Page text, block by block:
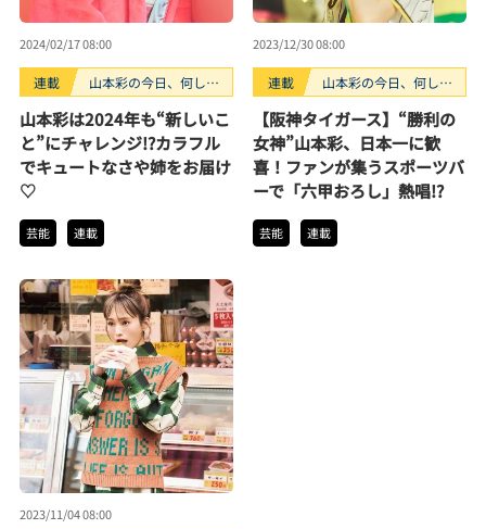
2024/02/17 08:00
連載
山本彩の今日、何して
山本彩は2024年も“新しいこ
と”にチャレンジ!?カラフル
でキュートなさや姉をお届け
♡
芸能 連載
2023/12/30 08:00
連載
山本彩の今日、何して
【阪神タイガース】“勝利の
女神”山本彩、日本一に歓
喜！ファンが集うスポーツバ
ーで「六甲おろし」熱唱!?
芸能 連載
2023/11/04 08:00